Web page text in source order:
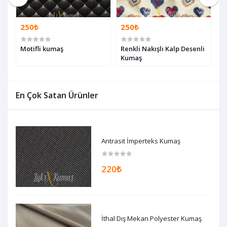
En Çok Satan Ürünler
Antrasit İmperteks Kumaş
220₺
İthal Dış Mekan Polyester Kumaş
250₺
Motifli kumaş
250₺
Renkli Nakışlı Kalp Desenli
Kumaş